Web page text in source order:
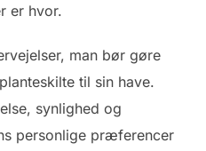
er hvor.
man bør gøre
til sin have.
synlighed og
personlige præferencer